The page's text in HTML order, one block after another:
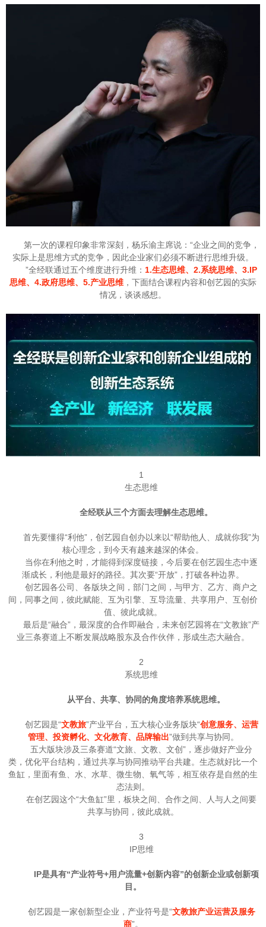
第一次的课程印象非常深刻，杨乐渝主席说：“企业之间的竞争，
实际上是思维方式的竞争，因此企业家们必须不断进行思维升级。
”全经联通过五个维度进行升维： 1.生态思维、2.系统思维、3.IP
思维、4.政府思维、5.产业思维 ，下面结合课程内容和创艺园的实际
情况，谈谈感想。
1
生态思维
全经联从三个方面去理解生态思维。
首先要懂得“利他”，创艺园自创办以来以“帮助他人、成就你我”为
核心理念，到今天有越来越深的体会。
当你在利他之时，才能得到深度链接，今后要在创艺园生态中逐
渐成长，利他是最好的路径。其次要“开放”，打破各种边界。
创艺园各公司、各版块之间，部门之间，与甲方、乙方、商户之
间，同事之间，彼此赋能、互为引擎、互导流量、共享用户、互创价
值、彼此成就。
最后是“融合”，最深度的合作即融合，未来创艺园将在“文教旅”产
业三条赛道上不断发展战略股东及合作伙伴，形成生态大融合。
2
系统思维
从平台、共享、协同的角度培养系统思维。
创艺园是“文教旅”产业平台，五大核心业务版块“创意服务、运营
管理、投资孵化、文化教育、品牌输出”做到共享与协同。
五大版块涉及三条赛道“文旅、文教、文创”，逐步做好产业分
类，优化平台结构，通过共享与协同推动平台共建。生态就好比一个
鱼缸，里面有鱼、水、水草、微生物、氧气等，相互依存是自然的生
态法则。
在创艺园这个“大鱼缸”里，板块之间、合作之间、人与人之间要
共享与协同，彼此成就。
3
IP思维
IP是具有“产业符号+用户流量+创新内容”的创新企业或创新项
目。
创艺园是一家创新型企业，产业符号是“文教旅产业运营及服务
商”。